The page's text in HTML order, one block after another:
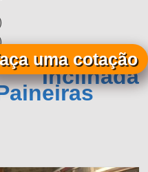
Cobertura
uma cotação